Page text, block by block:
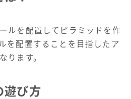
ルを配置してピラミッドを作
を配置することを目指したア
ります。
遊び方